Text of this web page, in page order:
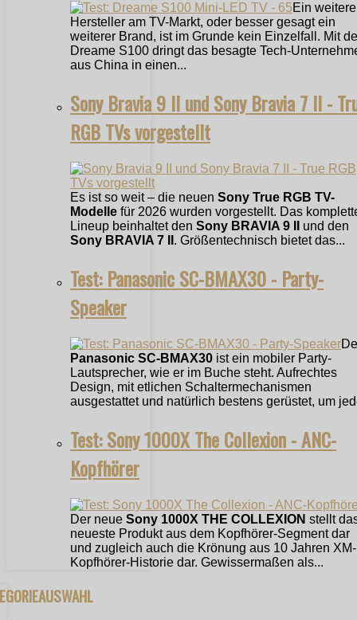
Ein
Hersteller am TV-Markt, oder besser gesagt ein
weiterer Brand, ist im Grunde kein Einzelfall. Mit
Dreame S100 dringt das besagte Tech-
aus China in einen...
Sony Bravia 9 II und Sony Bravia 7 II -
RGB TVs vorgestellt
Es ist so weit – die neuen Sony True RGB TV-
Modelle für 2026 wurden vorgestellt. Das
Lineup beinhaltet den Sony BRAVIA 9 II
und den
Sony BRAVIA 7 II . Größentechnisch bietet das...
Test: Panasonic SC-BMAX30 - Party-
Speaker
Panasonic SC-BMAX30 ist ein mobiler Party-
Lautsprecher, wie er im Buche steht. Aufrechtes
Design, mit etlichen Schaltermechanismen
ausgestattet und natürlich bestens gerüstet, um
Test: Sony 1000X The Collexion - ANC-
Kopfhörer
Der neue Sony 1000X THE COLLEXION stellt
neueste Produkt aus dem Kopfhörer-Segment dar
und zugleich auch die Krönung aus 10 Jahren XM-
Kopfhörer-Historie dar. Gewissermaßen als...